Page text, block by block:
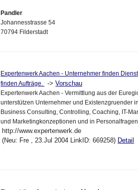
Pandler
Johannesstrasse 54
70794 Filderstadt
Expertenwerk Aachen - Unternehmer finden
finden Aufträge.
->Vorschau
Expertenwerk Aachen - Vermittlung aus der
unterstützen Unternehmer und Existenzgruender
Business Consulting, Controlling, Coaching, IT-
und Marketingkonzeptionen und in
http://www.expertenwerk.de
(Neu: Fre , 23.Jul 2004 LinkID: 669258) Detail